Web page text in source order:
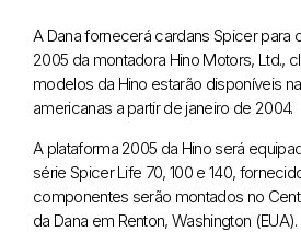
A Dana fornecerá cardans Spicer para
2005 da montadora Hino Motors, Ltd.,
modelos da Hino estarão disponíveis
americanas a partir de janeiro de 2004.
A plataforma 2005 da Hino será
série Spicer Life 70, 100 e 140,
componentes serão montados no
da Dana em Renton, Washington (EUA).